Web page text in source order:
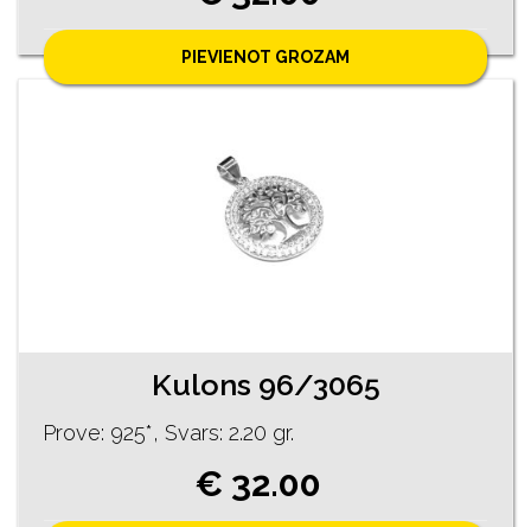
PIEVIENOT GROZAM
Kulons 96/3065
Prove: 925*, Svars: 2.20 gr.
€ 32.00